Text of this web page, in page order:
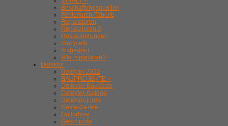
Beschaffungsquellen
Fehlersuch-Tabelle
Reparaturen
Reparaturen 2
Restaurierungen
Sammeln
Sicherheit
Wie reparieren?
Detektor
Detektor 2022
BAUPROJEKTE >
Detektor-Bausätze
Detektor-Galerie
Detektor-Links
Gäste-Geräte
Gollodyne
Geschichte